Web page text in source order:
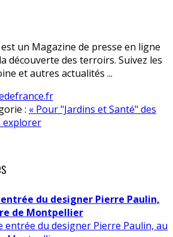
est un Magazine de presse en ligne
découverte des terroirs. Suivez les
et autres actualités ...
: « Pour "Jardins et Santé" des
explorer
du designer Pierre Paulin,
de Montpellier